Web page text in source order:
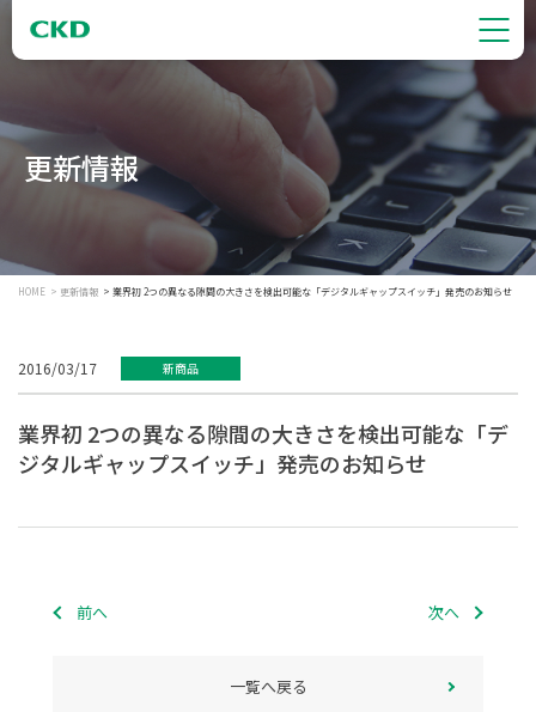
更新情報
HOME 更新情報 業界初 2つの異なる隙間の大きさを検出可能な「デジタルギャップスイッチ」発売のお知らせ
2016/03/17 新商品
業界初 2つの異なる隙間の大きさを検出可能な「デ
ジタルギャップスイッチ」発売のお知らせ
前へ 次へ
一覧へ戻る